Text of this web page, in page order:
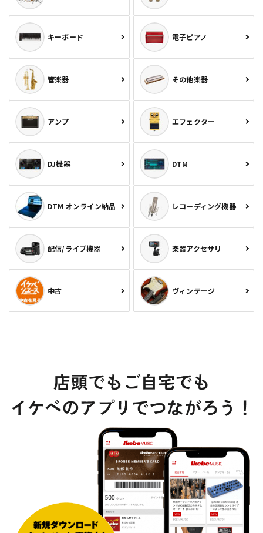
キーボード 電子ピアノ
管楽器 その他楽器
アンプ エフェクター
DJ機器 DTM
DTM オンライン納品 レコーディング機器
配信/ライブ機器 楽器アクセサリ
中古 ヴィンテージ